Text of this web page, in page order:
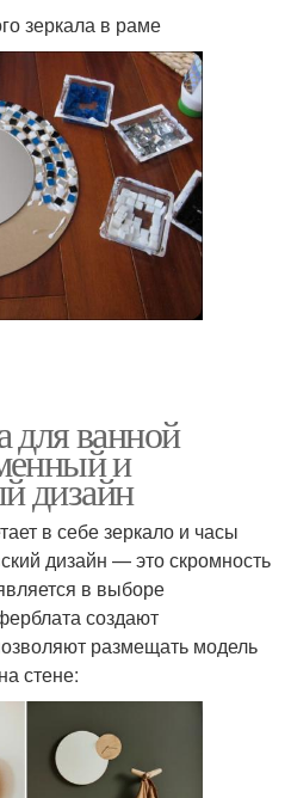
зеркала в раме
для ванной
и
дизайн
в себе зеркало и часы
дизайн — это скромность
в выборе
создают
размещать модель
стене: